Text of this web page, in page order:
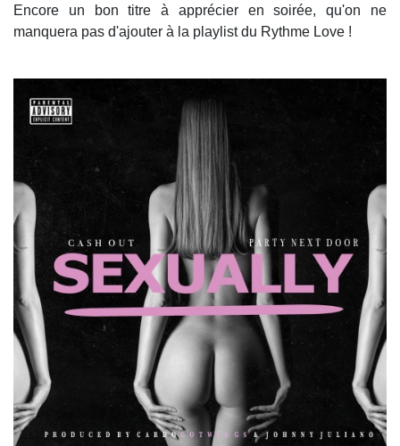
Encore un bon titre à apprécier en soirée, qu'on ne
manquera pas d'ajouter à la playlist du Rythme Love !